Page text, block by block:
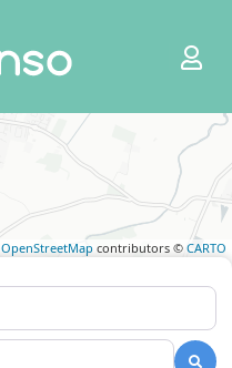
OpenStreetMap contributors © CARTO